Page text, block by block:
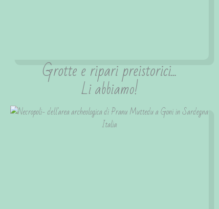
Grotte e ripari preistorici...
Li abbiamo!